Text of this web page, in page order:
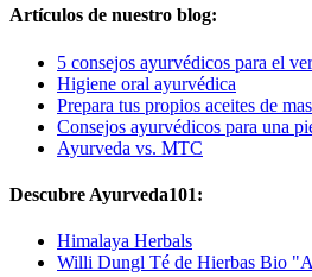
Artículos de nuestro blog:
5 consejos ayurvédicos para el
Higiene oral ayurvédica
Prepara tus propios aceites de
Consejos ayurvédicos para una
Ayurveda vs. MTC
Descubre Ayurveda101:
Himalaya Herbals
Willi Dungl Té de Hierbas Bio